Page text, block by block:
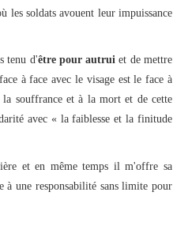
les soldats avouent leur impuissance
tenu d'être pour autruiet de mettre
à face avec le visage est le face à
la souffrance et à la mort et de cette
avec « la faiblesse et la finitude
et en même temps il m'offre sa
à une responsabilité sans limite pour